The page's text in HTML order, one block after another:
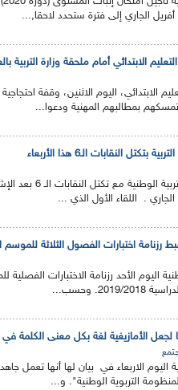
الابتدائي أمام ملحقة وزارة التربية
الابتدائي، اليوم الاثنين، وقفة احتجاجية
تمسكهم بمطالبهم المهنية ودعوا...
النقابات الـ6 هذا الأربعاء
إنطلقت لقاءات
رزنامة اختبارات الفصول الثلاثة
اليوم الأحد رزنامة الاختبارات الفصلية
وحسب...
لجعل الأمازيغية لغة بكل معنى الكلمة في
اليوم الاربعاء في بيان لها أنها تعمل
التربوية الوطنية". و...